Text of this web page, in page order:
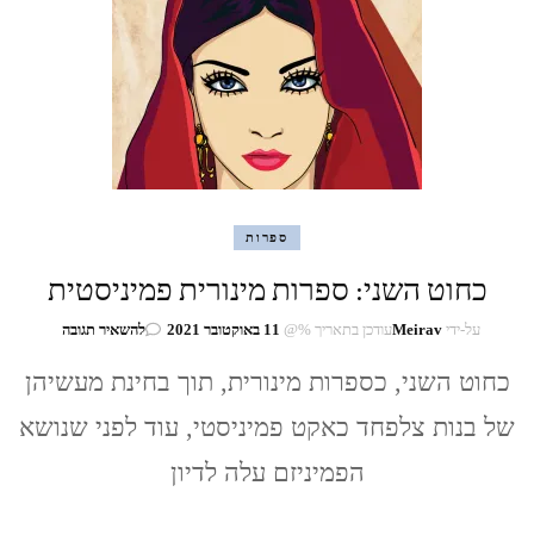
ספרות
כחוט השני: ספרות מינורית פמיניסטית
על-ידיMeiravעודכן בתאריך %@ 11 באוקטובר 2021 להשאיר תגובהבנושא
השני:
ספרות
מינורית
כחוט השני, כספרות מינורית, תוך בחינת מעשיהן
של בנות צלפחד כאקט פמיניסטי, עוד לפני שנושא
הפמיניזם עלה לדיון